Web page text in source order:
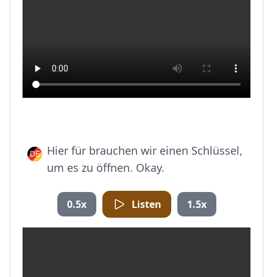
Hier für brauchen wir einen Schlüssel,
um es zu öffnen. Okay.
0.5x Listen 1.5x